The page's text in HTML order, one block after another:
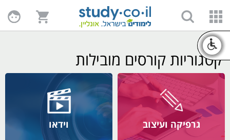
קטגוריות קורסים מובילות
גרפיקה ועיצוב וידאו